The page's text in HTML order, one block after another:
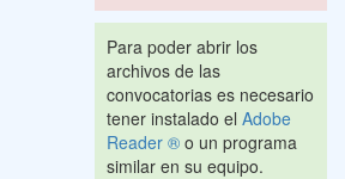
Para poder abrir los
archivos de las
convocatorias es necesario
tener instalado el Adobe
Reader ® o un programa
similar en su equipo.